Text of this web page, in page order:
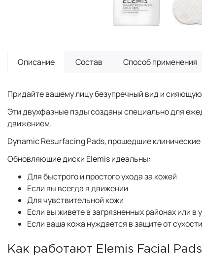
Описание Состав Способ применения
Придайте вашему лицу безупречный вид и
Эти двухфазные пэды созданы специально для
движением.
Dynamic Resurfacing Pads, прошедшие
Обновляющие диски Elemis идеальны:
Для быстрого и простого ухода за кожей
Если вы всегда в движении
Для чувствительной кожи
Если вы живете в загрязненных районах или в
Если ваша кожа нуждается в защите от
Как работают Elemis Facial Pads